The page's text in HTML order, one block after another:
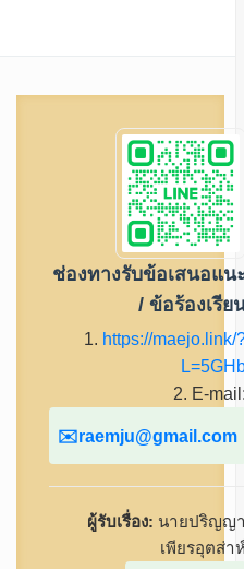
ช่องทางรับข้อเสนอแน
/ ข้อร้องเรีย
1. https://maejo.link/
2. E-
raemju@gmail.com
ผู้รับเรื่อง: นายปริญญ
เพียรอุตส่า